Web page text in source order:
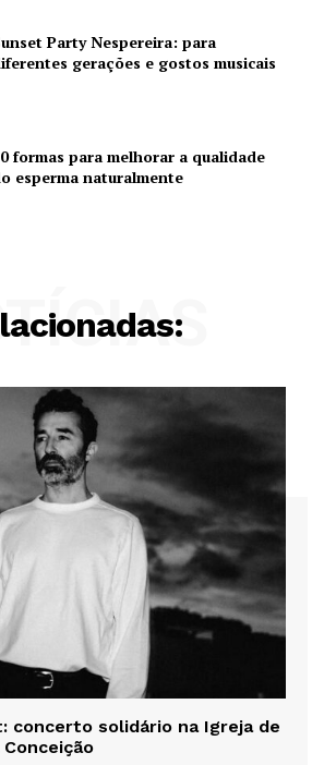
Party Nespereira: para
gerações e gostos musicais
formas para melhorar a qualidade
esperma naturalmente
concerto solidário na Igreja de